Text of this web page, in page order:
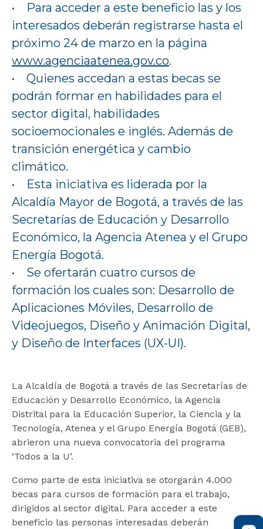
• Para acceder a este beneficio las y los
interesados deberán registrarse hasta el
próximo 24 de marzo en la página
www.agenciaatenea.gov.co.
• Quienes accedan a estas becas se
podrán formar en habilidades para el
sector digital, habilidades
socioemocionales e inglés. Además de
transición energética y cambio
climático.
• Esta iniciativa es liderada por la
Alcaldía Mayor de Bogotá, a través de las
Secretarías de Educación y Desarrollo
Económico, la Agencia Atenea y el Grupo
Energía Bogotá.
• Se ofertarán cuatro cursos de
formación los cuales son: Desarrollo de
Aplicaciones Móviles, Desarrollo de
Videojuegos, Diseño y Animación Digital,
y Diseño de Interfaces (UX-UI).
La Alcaldía de Bogotá a través de las Secretarías de
Educación y Desarrollo Económico, la Agencia
Distrital para la Educación Superior, la Ciencia y la
Tecnología, Atenea y el Grupo Energía Bogotá (GEB),
abrieron una nueva convocatoria del programa
‘Todos a la U’.
Como parte de esta iniciativa se otorgarán 4.000
becas para cursos de formación para el trabajo,
dirigidos al sector digital. Para acceder a este
beneficio las personas interesadas deberán